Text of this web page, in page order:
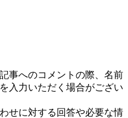
事へのコメントの際、名前
入力いただく場合がござい
せに対する回答や必要な情